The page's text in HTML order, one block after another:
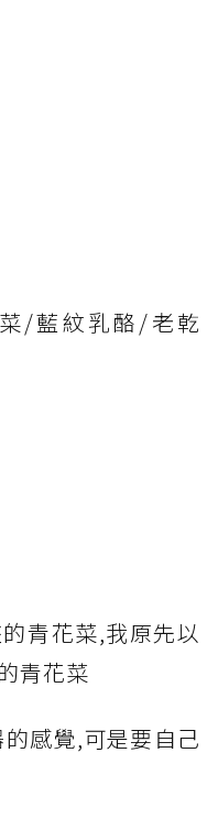
/藍紋乳酪/老乾
青花菜,我原先以
青花菜
感覺,可是要自己